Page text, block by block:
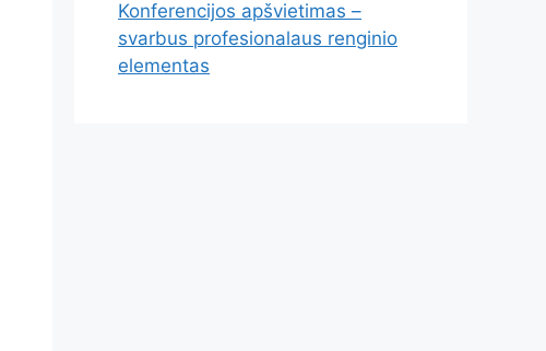
Konferencijos apšvietimas –
svarbus profesionalaus renginio
elementas